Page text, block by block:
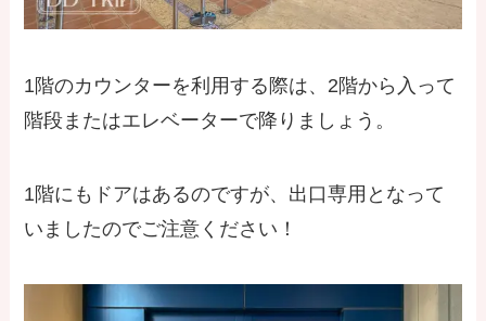
1階のカウンターを利用する際は、2階から入って
階段またはエレベーターで降りましょう。
1階にもドアはあるのですが、出口専用となって
いましたのでご注意ください！